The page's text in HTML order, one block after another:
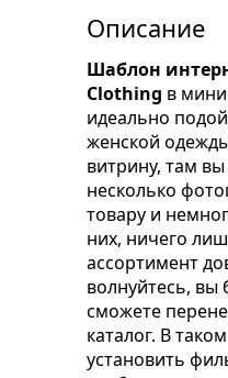
Описание
Шаблон
Clothing в
идеально
женской
витрину, там
несколько
товару и
них, ничего
ассортимент
волнуйтесь, вы
сможете
каталог. В
установить